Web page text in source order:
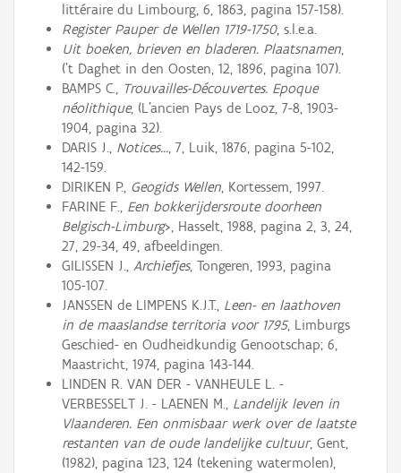
littéraire du Limbourg, 6, 1863, pagina 157-158).
Register Pauper de Wellen 1719-1750, s.l.e.a.
Uit boeken, brieven en bladeren. Plaatsnamen,
('t Daghet in den Oosten, 12, 1896, pagina 107).
BAMPS C., Trouvailles-Découvertes. Epoque
néolithique, (L'ancien Pays de Looz, 7-8, 1903-
1904, pagina 32).
DARIS J., Notices..., 7, Luik, 1876, pagina 5-102,
142-159.
DIRIKEN P., Geogids Wellen, Kortessem, 1997.
FARINE F., Een bokkerijdersroute doorheen
Belgisch-Limburg>, Hasselt, 1988, pagina 2, 3, 24,
27, 29-34, 49, afbeeldingen.
GILISSEN J., Archiefjes, Tongeren, 1993, pagina
105-107.
JANSSEN de LIMPENS K.J.T., Leen- en laathoven
in de maaslandse territoria voor 1795, Limburgs
Geschied- en Oudheidkundig Genootschap; 6,
Maastricht, 1974, pagina 143-144.
LINDEN R. VAN DER - VANHEULE L. -
VERBESSELT J. - LAENEN M., Landelijk leven in
Vlaanderen. Een onmisbaar werk over de laatste
restanten van de oude landelijke cultuur, Gent,
(1982), pagina 123, 124 (tekening watermolen),